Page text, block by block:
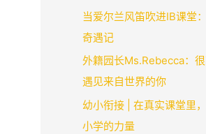
当爱尔兰风笛吹进IB课堂
奇遇记
外籍园长Ms.Rebecca：很
遇见来自世界的你
幼小衔接 | 在真实课堂里
小学的力量